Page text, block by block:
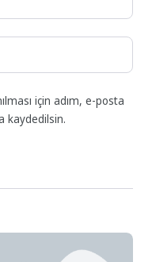
için adım, e-posta
kaydedilsin.